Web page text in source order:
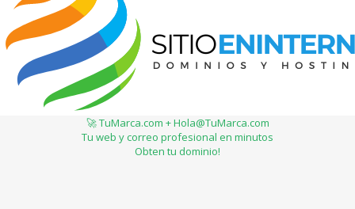
🚀 TuMarca.com + Hola@TuMarca.com
Tu web y correo profesional en minutos
Obten tu dominio!